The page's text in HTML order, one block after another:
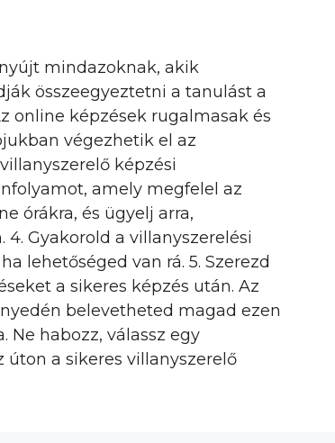
mindazoknak, akik
összeegyeztetni a tanulást a
online képzések rugalmasak és
végezhetik el az
képzési
amely megfelel az
órákra, és ügyelj arra,
Gyakorold a villanyszerelési
lehetőséged van rá. 5. Szerezd
a sikeres képzés után. Az
belevetheted magad ezen
Ne habozz, válassz egy
a sikeres villanyszerelő